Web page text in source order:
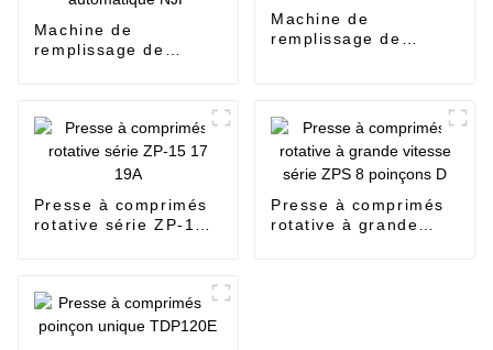
Machine de
remplissage de
Machine de
remplissage de
Presse à comprimés
rotative série ZP-15
Presse à comprimés
rotative à grande